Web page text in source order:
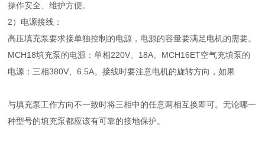
操作安全、维护方便。
2）电源接线：
高压填充泵要求接单独控制的电源，电源的容量要满足电机的需要。
MCH18填充泵的电源：单相220V、18A。MCH16ET空气充填泵的
电源：三相380V、6.5A。接线时要注意电机的旋转方向，如果
与填充泵工作方向不一致时将三相中的任意两相互换即可。无论哪一
种型号的填充泵都应该有可靠的接地保护。